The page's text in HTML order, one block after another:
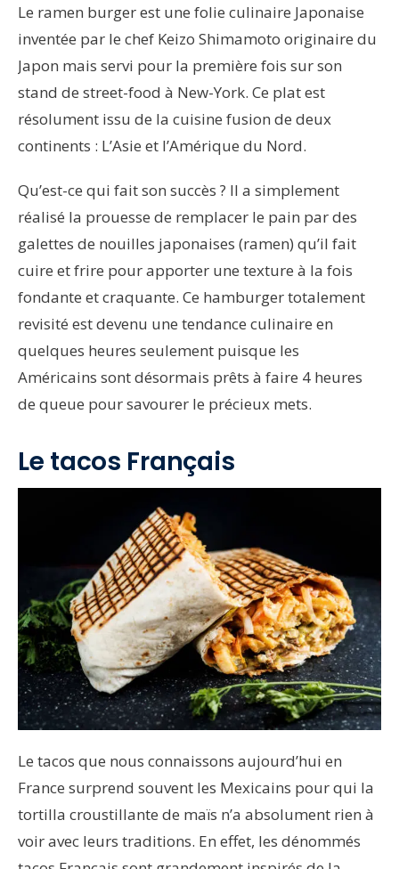
Le ramen burger est une folie culinaire Japonaise
inventée par le chef Keizo Shimamoto originaire du
Japon mais servi pour la première fois sur son
stand de street-food à New-York. Ce plat est
résolument issu de la cuisine fusion de deux
continents : L’Asie et l’Amérique du Nord.
Qu’est-ce qui fait son succès ? Il a simplement
réalisé la prouesse de remplacer le pain par des
galettes de nouilles japonaises (ramen) qu’il fait
cuire et frire pour apporter une texture à la fois
fondante et craquante. Ce hamburger totalement
revisité est devenu une tendance culinaire en
quelques heures seulement puisque les
Américains sont désormais prêts à faire 4 heures
de queue pour savourer le précieux mets.
Le tacos Français
Le tacos que nous connaissons aujourd’hui en
France surprend souvent les Mexicains pour qui la
tortilla croustillante de maïs n’a absolument rien à
voir avec leurs traditions. En effet, les dénommés